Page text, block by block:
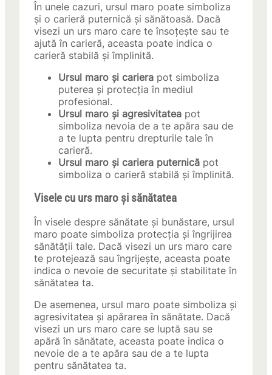
În unele cazuri, ursul maro poate simboliza
și o carieră puternică și sănătoasă. Dacă
visezi un urs maro care te însoțește sau te
ajută în carieră, aceasta poate indica o
carieră stabilă și împlinită.
Ursul maro și cariera pot simboliza
puterea și protecția în mediul
profesional.
Ursul maro și agresivitatea pot
simboliza nevoia de a te apăra sau de
a te lupta pentru drepturile tale în
carieră.
Ursul maro și cariera puternică pot
simboliza o carieră stabilă și împlinită.
Visele cu urs maro și sănătatea
În visele despre sănătate și bunăstare, ursul
maro poate simboliza protecția și îngrijirea
sănătății tale. Dacă visezi un urs maro care
te protejează sau îngrijește, aceasta poate
indica o nevoie de securitate și stabilitate în
sănătatea ta.
De asemenea, ursul maro poate simboliza și
agresivitatea și apărarea în sănătate. Dacă
visezi un urs maro care se luptă sau se
apără în sănătate, aceasta poate indica o
nevoie de a te apăra sau de a te lupta
pentru sănătatea ta.